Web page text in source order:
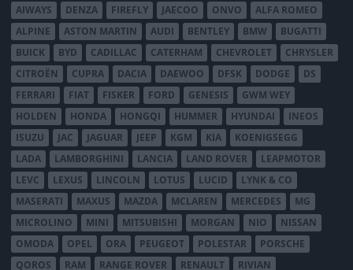
AIWAYS DENZA FIREFLY JAECOO ONVO
ALFA ROMEO
ALPINE
ASTON MARTIN AUDI BENTLEY BMW
BUGATTI
BUICK
BYD CADILLAC CATERHAM CHEVROLET
CHRYSLER
CITROËN
CUPRA DACIA DAEWOO DFSK DODGE
DS
FERRARI
FIAT FISKER FORD GENESIS
GWM WEY
HOLDEN
HONDA HONGQI HUMMER HYUNDAI
INEOS
ISUZU
JAC JAGUAR JEEP KGM KIA
KOENIGSEGG
LADA
LAMBORGHINI LANCIA LAND ROVER
LEAPMOTOR
LEVC
LEXUS LINCOLN LOTUS LUCID
LYNK & CO
MASERATI
MAXUS MAZDA MCLAREN MERCEDES
MG
MICROLINO
MINI MITSUBISHI MORGAN NIO
NISSAN
OMODA
OPEL ORA PEUGEOT POLESTAR
PORSCHE
QOROS
RAM RANGE ROVER RENAULT RIVIAN